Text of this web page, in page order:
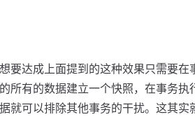
要达成上面提到的这种效果只需要在
所有的数据建立一个快照，在事务执
就可以排除其他事务的干扰。这其实